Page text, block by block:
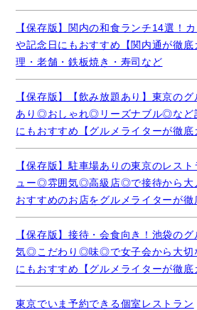
【保存版】関内の和食ランチ14選！
や記念日にもおすすめ【関内通が徹底
理・老舗・鉄板焼き・寿司など
【保存版】【飲み放題あり】東京の
あり◎おしゃれ◎リーズナブル◎など
にもおすすめ【グルメライターが徹底
【保存版】駐車場ありの東京のレス
ュー◎雰囲気◎高級店◎で接待から大
おすすめのお店をグルメライターが徹
【保存版】接待・会食向き！池袋の
気◎こだわり◎味◎で女子会から大切
にもおすすめ【グルメライターが徹底
東京でいま予約できる個室レストラン